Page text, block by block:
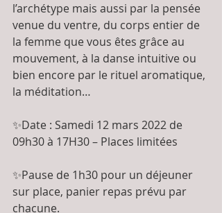
l’archétype mais aussi par la pensée
venue du ventre, du corps entier de
la femme que vous êtes grâce au
mouvement, à la danse intuitive ou
bien encore par le rituel aromatique,
la méditation…
✨Date : Samedi 12 mars 2022 de
09h30 à 17H30 – Places limitées
✨Pause de 1h30 pour un déjeuner
sur place, panier repas prévu par
chacune.